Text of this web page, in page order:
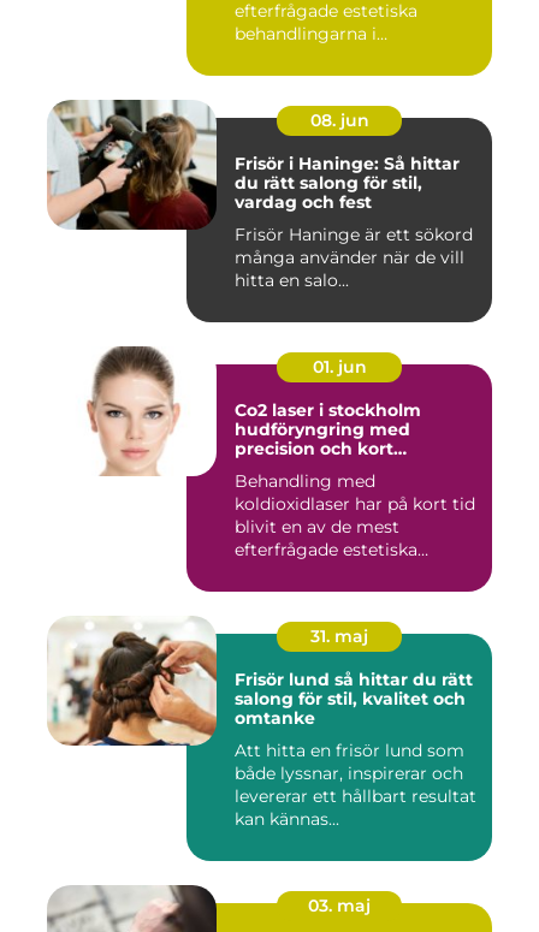
efterfrågade estetiska
behandlingarna i
08. jun
Frisör i Haninge: Så hittar
du rätt salong för stil,
vardag och fest
Frisör Haninge är ett sökord
många använder när de vill
hitta en salo...
01. jun
Co2 laser i stockholm
hudföryngring med
precision och kort
Behandling med
koldioxidlaser har på kort tid
blivit en av de mest
efterfrågade estetiska
31. maj
Frisör lund så hittar du rätt
salong för stil, kvalitet och
omtanke
Att hitta en frisör lund som
både lyssnar, inspirerar och
levererar ett hållbart resultat
kan kännas...
03. maj